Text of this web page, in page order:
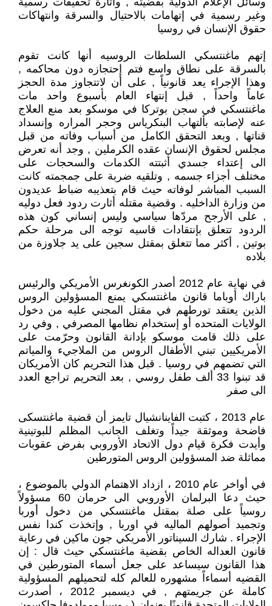
وغير رسمية في إتهامات بالاحتيال والسرقة وانتهاكات
حقوق الإنسان في روسيا
إتهم ماغنتسكي السلطات الروسيه أنها كانت تقوم
بالسرقة على نطاق واسع فتم إحتجازه دون محاكمه ,
وهذا الإجراء يعد قانونياً , على أن لاتتجاوز مدة الحجز
عاماً واحداً , قبل إنتهاء العام بأسبوع واحد مات
ماغنتسكي في سجن بوتركا في موسكو بعد منع العلاج
عنه لإصابته بألتهاب البنكرياس وحجر المراره وإنسداد
قناتها , وبعد التحقق الكامل من أسباب وفاته من قبل
مجلس لحقوق الإنسان عقده الكرملين , وجد أنه تعرض
الى إعتداء جسدي أثبتته الكدمات والسحجات على
مختلف أجزاء جسمه , وتلقيه ضربة على جمجمته كانت
السبب المباشر لوفاته حيث قام بتعذيبه ضباط عديدون
من وزارة الداخليه . وقضية مقتله أثارت ردود فعل دوليه
, على الأرجح مردّها سياسي وليس إنساني كون هذه
الردود تتعلق بإنتقادات قاسيه توجه الى مرحلة حكم
بوتين , أكثر مما تتعلق بمقتل سجين على يد جلاوزة من
بلاده
في نهاية عام 2012 أصدر الكونغرس الأمريكي والرئيس
باراك أوباما قانون ماغنتسكي يمنع المسؤولين الروس
الذين يعتقد تورطهم في مقتل المجني عليه من دخول
الولايات المتحده أو إستخدام نظامها المصرفي , وفي رد
على ذلك قامت موسكو بإدانة القانون وحرّمت على
الأمريكيين تبني الأطفال الروس من الملاجيء والمياتم
التي تضمهم في روسيا . قبل هذا التحريم كان الأمريكان
قد تبنوا 33 ألف طفل روسي , بعد التحريم تراجع العدد
الى صفر
عام 2013 ، كتبت الفاينانشيال تايمز أن قضية ماغنتسكى
فاضحة وموثقة جيداً وتغلف الجانب المظلم للبوتينية
وأيدت فكرة قيام دول الاتحاد الأوروبي بفرض عقوبات
مماثلة ضد المسؤولين الروس المتورطين
في أواخر عام 2010 ، ازداد الاهتمام الدولي بالموضوع ،
حيث دعا البرلمان الأوروبي الى حرمان 60 مسؤولاً
روسياً على صلة بمقتل ماغنتسكي من دخول أوربا
وتجميد أصولهم الماليه في اوربا , وإتخذت كندا نفس
الإجراء . شارك السيناتور الأمريكي جون ماكين في رعاية
قانون العداله الخاص بقضية ماغنتسكي حيث قال : إن
هذا القانون سيساعد على جعل أسماء المتورطين في
القضيه أسماءاً مشهوره للعالم كله لتحميلهم المسؤولية
كاملة عن جريمتهم , في ديسمبر 2012 ، أصدرت